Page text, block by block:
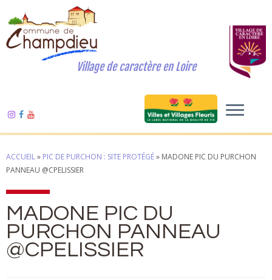
Village de caractère en Loire
ACCUEIL» PIC DE PURCHON : SITE PROTÉGÉ» MADONE PIC DU PURCHON
PANNEAU @CPELISSIER
MADONE PIC DU
PURCHON PANNEAU
@CPELISSIER